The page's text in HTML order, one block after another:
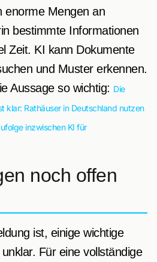
enorme Mengen an
bestimmte Informationen
Zeit. KI kann Dokumente
und Muster erkennen.
Aussage so wichtig: Die
klar: Rathäuser in Deutschland nutzen
inzwischen KI für
noch offen
ist, einige wichtige
Für eine vollständige